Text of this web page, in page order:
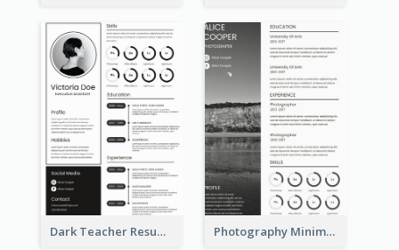
Dark Teacher Resume Photography Minimalist Design Resume